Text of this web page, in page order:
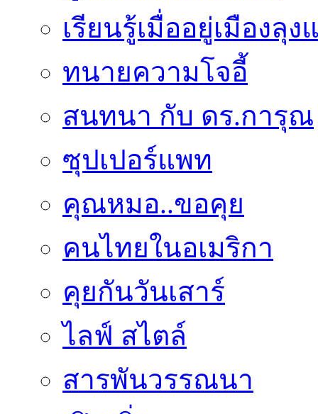
เรียนรู้เมื่ออยู่เมืองลุง
ทนายความโจอี้
สนทนา กับ ดร.การุณ
ซุปเปอร์แพท
คุณหมอ..ขอคุย
คนไทยในอเมริกา
คุยกันวันเสาร์
ไลฟ์ สไตล์
สารพันวรรณนา